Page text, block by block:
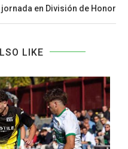
en División de Honor
LIKE